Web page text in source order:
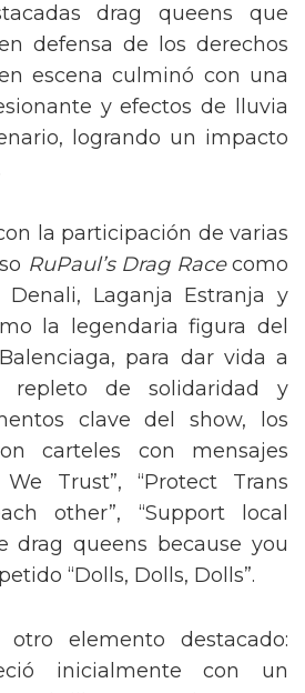
drag queens que
defensa de los derechos
escena culminó con una
y efectos de lluvia
logrando un impacto
la participación de varias
RuPaul’s Drag Racecomo
Denali, Laganja Estranja y
la legendaria figura del
para dar vida a
repleto de solidaridad y
clave del show, los
carteles con mensajes
Trust”, “Protect Trans
other”, “Support local
drag queens because you
“Dolls, Dolls, Dolls”.
elemento destacado:
inicialmente con un